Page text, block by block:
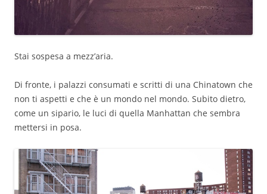
Stai sospesa a mezz’aria.
Di fronte, i palazzi consumati e scritti di una Chinatown che
non ti aspetti e che è un mondo nel mondo. Subito dietro,
come un sipario, le luci di quella Manhattan che sembra
mettersi in posa.